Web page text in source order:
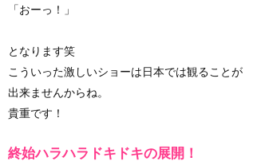
「おーっ！」
となります笑
こういった激しいショーは日本では観ることが
出来ませんからね。
貴重です！
終始ハラハラドキドキの展開！